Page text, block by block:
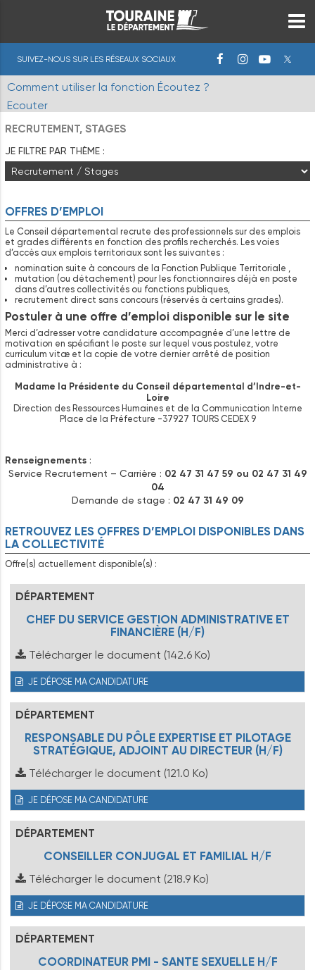
SUIVEZ-NOUS SUR LES RÉSEAUX SOCIAUX
Comment utiliser la fonction Écoutez ?
Ecouter
RECRUTEMENT, STAGES
JE FILTRE PAR THÈME :
OFFRES D’EMPLOI
Le Conseil départemental recrute des professionnels sur des emplois
et grades différents en fonction des profils recherchés. Les voies
d’accès aux emplois territoriaux sont les suivantes :
nomination suite à concours de la Fonction Publique Territoriale ,
mutation (ou détachement) pour les fonctionnaires déjà en poste
dans d’autres collectivités ou fonctions publiques,
recrutement direct sans concours (réservés à certains grades).
Postuler à une offre d’emploi disponible sur le site
Merci d’adresser votre candidature accompagnée d’une lettre de
motivation en spécifiant le poste sur lequel vous postulez, votre
curriculum vitæ et la copie de votre dernier arrêté de position
administrative à :
Madame la Présidente du Conseil départemental d’Indre-et-
Loire
Direction des Ressources Humaines et de la Communication Interne
Place de la Préfecture -37927 TOURS CEDEX 9
Renseignements :
Service Recrutement – Carrière : 02 47 31 47 59 ou 02 47 31 49
04
Demande de stage : 02 47 31 49 09
RETROUVEZ LES OFFRES D’EMPLOI DISPONIBLES DANS
LA COLLECTIVITÉ
Offre(s) actuellement disponible(s) :
DÉPARTEMENT
CHEF DU SERVICE GESTION ADMINISTRATIVE ET
FINANCIÈRE (H/F)
Télécharger le document (142.6 Ko)
JE DÉPOSE MA CANDIDATURE
DÉPARTEMENT
RESPONSABLE DU PÔLE EXPERTISE ET PILOTAGE
STRATÉGIQUE, ADJOINT AU DIRECTEUR (H/F)
Télécharger le document (121.0 Ko)
JE DÉPOSE MA CANDIDATURE
DÉPARTEMENT
CONSEILLER CONJUGAL ET FAMILIAL H/F
Télécharger le document (218.9 Ko)
JE DÉPOSE MA CANDIDATURE
DÉPARTEMENT
COORDINATEUR PMI - SANTE SEXUELLE H/F